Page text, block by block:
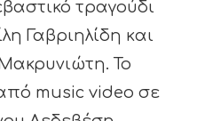
τραγούδι
Γαβριηλίδη και
Το
music video σε